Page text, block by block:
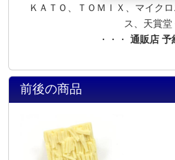
ＫＡＴＯ、ＴＯＭＩＸ、マイク
ス、天賞堂
・・・ 通販店 予
前後の商品